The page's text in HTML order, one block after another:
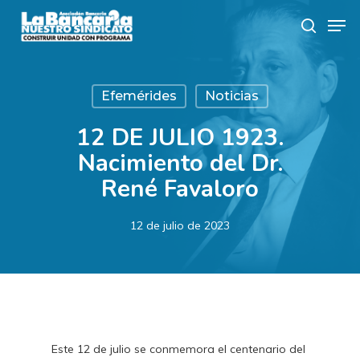
main
search
Efemérides Noticias
12 DE JULIO 1923.
Nacimiento del Dr.
René Favaloro
12 de julio de 2023
Este 12 de julio se conmemora el centenario del